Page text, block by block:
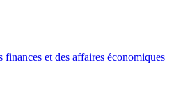
finances et des affaires économiques